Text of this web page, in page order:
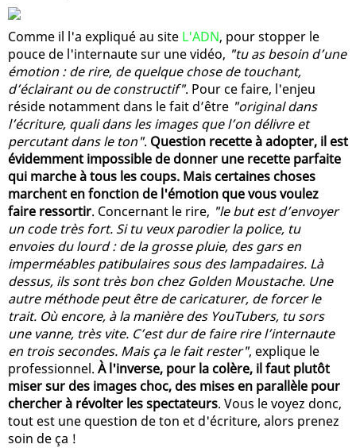
Comme il l'a expliqué au site L'ADN, pour stopper le
pouce de l'internaute sur une vidéo, "tu as besoin d’une
émotion : de rire, de quelque chose de touchant,
d’éclairant ou de constructif". Pour ce faire, l'enjeu
réside notamment dans le fait d’être "original dans
l’écriture, quali dans les images que l’on délivre et
percutant dans le ton". Question recette à adopter, il est
évidemment impossible de donner une recette parfaite
qui marche à tous les coups. Mais certaines choses
marchent en fonction de l'émotion que vous voulez
faire ressortir. Concernant le rire, "le but est d’envoyer
un code très fort. Si tu veux parodier la police, tu
envoies du lourd : de la grosse pluie, des gars en
imperméables patibulaires sous des lampadaires. Là
dessus, ils sont très bon chez Golden Moustache. Une
autre méthode peut être de caricaturer, de forcer le
trait. Où encore, à la manière des YouTubers, tu sors
une vanne, très vite. C’est dur de faire rire l’internaute
en trois secondes. Mais ça le fait rester", explique le
professionnel. À l'inverse, pour la colère, il faut plutôt
miser sur des images choc, des mises en parallèle pour
chercher à révolter les spectateurs. Vous le voyez donc,
tout est une question de ton et d'écriture, alors prenez
soin de ça !